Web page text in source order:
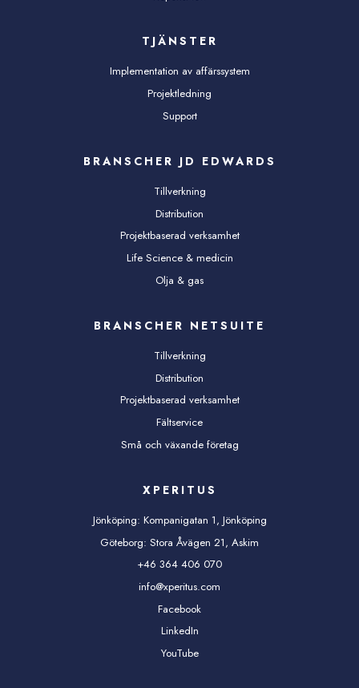
TJÄNSTER
Implementation av affärssystem
Projektledning
Support
BRANSCHER JD EDWARDS
Tillverkning
Distribution
Projektbaserad verksamhet
Life Science & medicin
Olja & gas
BRANSCHER NETSUITE
Tillverkning
Distribution
Projektbaserad verksamhet
Fältservice
Små och växande företag
XPERITUS
Jönköping: Kompanigatan 1, Jönköping
Göteborg: Stora Åvägen 21, Askim
+46 364 406 070
info@xperitus.com
Facebook
LinkedIn
YouTube